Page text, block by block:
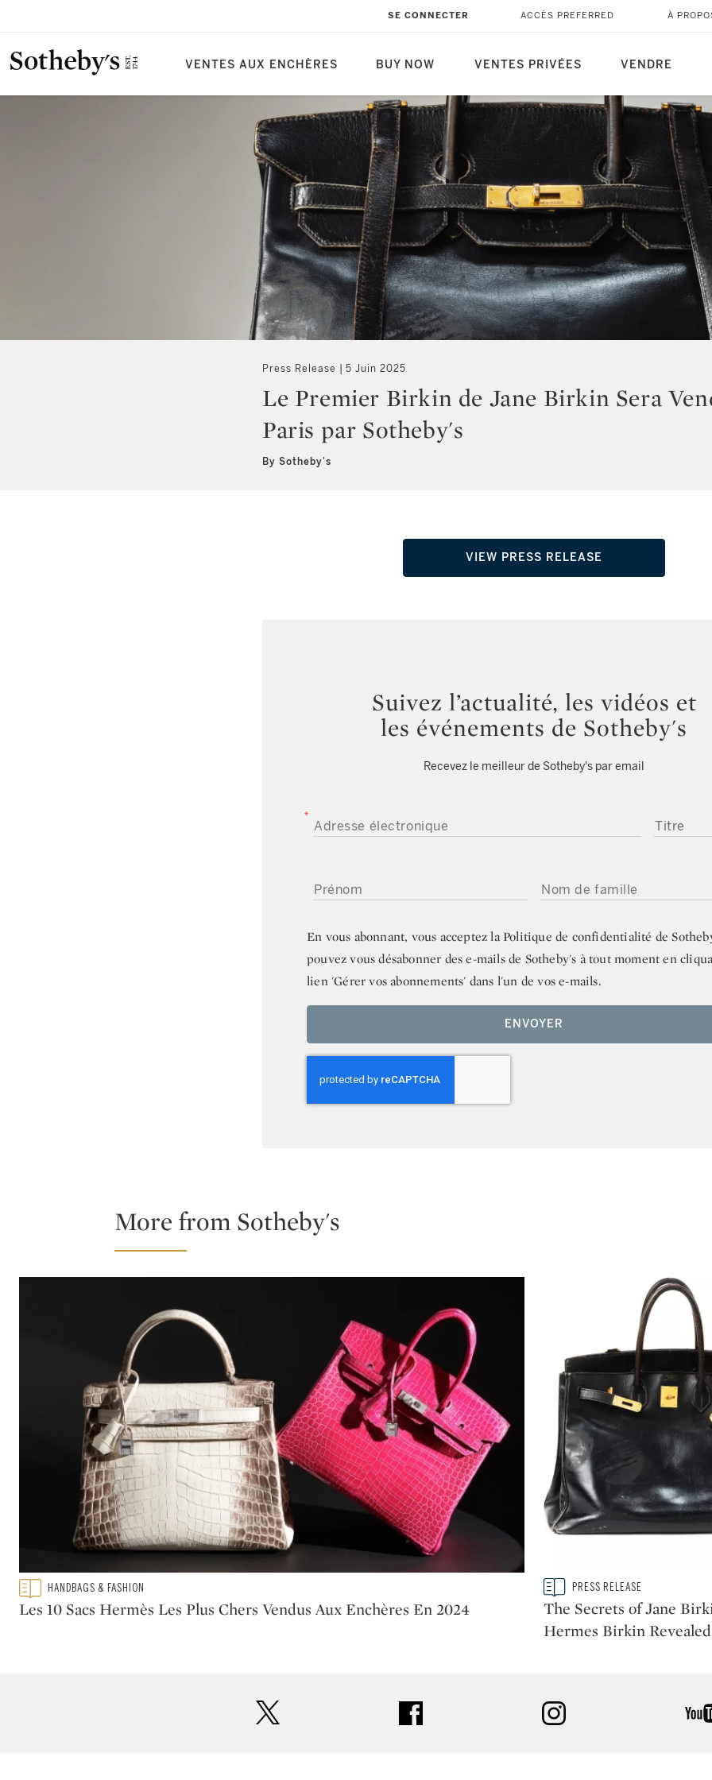
VENTES AUX ENCHÈRES BUY NOW VENTES PRIVÉES VENDRE
SE CONNECTER ACCÈS PREFERRED À
Press Release 5 Juin 2025
Le Premier Birkin de Jane Birkin Sera
Paris par Sotheby's
By Sotheby's
VIEW PRESS RELEASE
Suivez l’actualité, les vidéos et
les événements de Sotheby's
Recevez le meilleur de Sotheby's par email
En vous abonnant, vous acceptez laPolitique de confidentialité de
pouvez vous désabonner des e-mails de Sotheby's à tout moment en
lien 'Gérer vos abonnements' dans l'un de vos e-mails.
ENVOYER
More from Sotheby's
Type: featured
CATEGORY:HANDBAGS & FASHION
Les 10 Sacs Hermès Les Plus Chers Vendus Aux Enchères En 2024
Type: story
CATEGORY:PRESS RELEASE
The Secrets of Jane
Hermes Birkin
instagram